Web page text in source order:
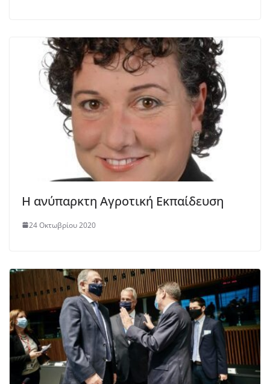
Η ανύπαρκτη Αγροτική Εκπαίδευση
24 Οκτωβρίου 2020